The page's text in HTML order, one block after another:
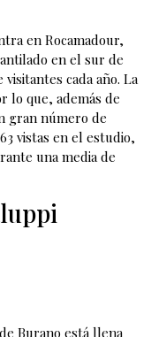
en Rocamadour,
en el sur de
cada año. La
lo que, además de
gran número de
vistas en el estudio,
una media de
Burano está llena